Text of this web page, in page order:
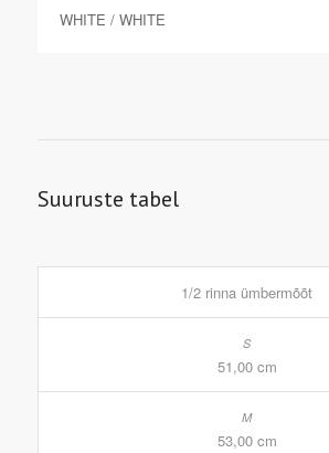
WHITE / WHITE
Suuruste tabel
1/2 rinna ümbermõõt
51,00 cm
53,00 cm